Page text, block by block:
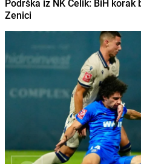
Podrška iz NK Čelik: BiH
Zenici